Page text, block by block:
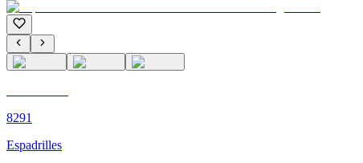
8291
Espadrilles